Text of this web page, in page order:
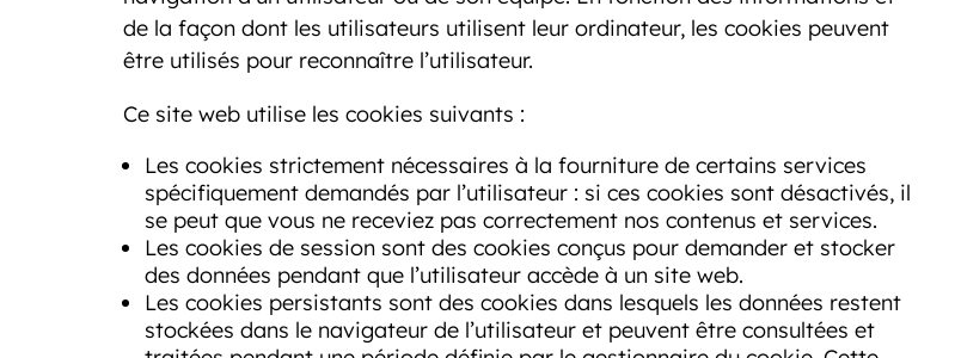
de la façon dont les utilisateurs utilisent leur ordinateur, les cookies peuvent
être utilisés pour reconnaître l’utilisateur.
Ce site web utilise les cookies suivants :
Les cookies strictement nécessaires à la fourniture de certains services
spécifiquement demandés par l’utilisateur : si ces cookies sont désactivés, il
se peut que vous ne receviez pas correctement nos contenus et services.
Les cookies de session sont des cookies conçus pour demander et stocker
des données pendant que l’utilisateur accède à un site web.
Les cookies persistants sont des cookies dans lesquels les données restent
stockées dans le navigateur de l’utilisateur et peuvent être consultées et